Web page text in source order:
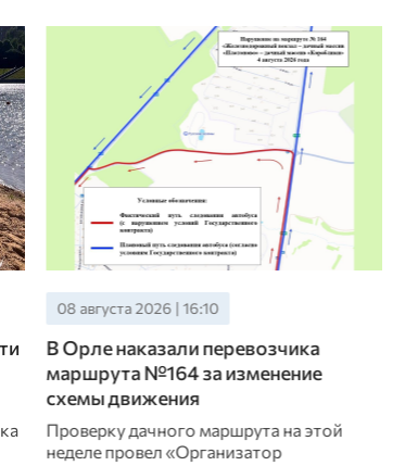
08 августа 2026 | 16:10
В Орле наказали перевозчика
маршрута №164 за изменение
схемы движения
Проверку дачного маршрута на этой
неделе провел «Организатор